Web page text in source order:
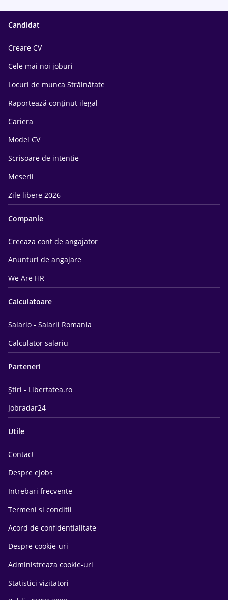
Candidat
Creare CV
Cele mai noi joburi
Locuri de munca Străinătate
Raportează conținut ilegal
Cariera
Model CV
Scrisoare de intentie
Meserii
Zile libere 2026
Companie
Creeaza cont de angajator
Anunturi de angajare
We Are HR
Calculatoare
Salario - Salarii Romania
Calculator salariu
Parteneri
Știri - Libertatea.ro
Jobradar24
Utile
Contact
Despre eJobs
Intrebari frecvente
Termeni si conditii
Acord de confidentialitate
Despre cookie-uri
Administreaza cookie-uri
Statistici vizitatori